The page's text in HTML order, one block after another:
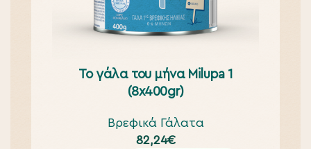
To γάλα του μήνα Milupa 1
(8x400gr)
Βρεφικά Γάλατα
82,24€